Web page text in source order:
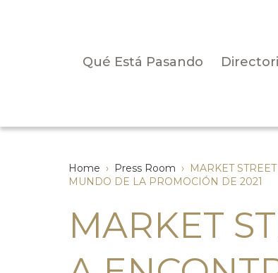
Qué Está Pasando
Home › Press Room › MARKET
MUNDO DE LA PROMOCIÓN DE 2021
MARKET